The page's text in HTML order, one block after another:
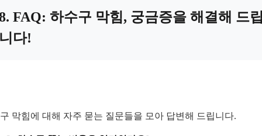
FAQ: 하수구 막힘, 궁금증을 해결해 드
다!
막힘에 대해 자주 묻는 질문들을 모아 답변해 드립니다.